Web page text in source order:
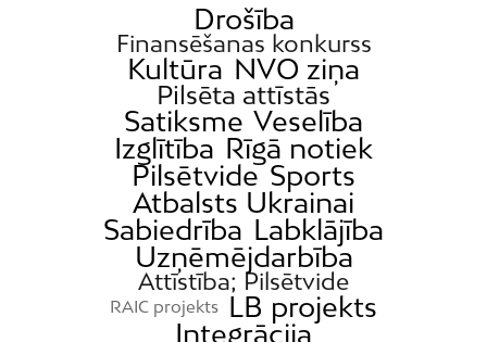
Drošība
Finansēšanas konkurss
Kultūra NVO ziņa
Pilsēta attīstās
Satiksme Veselība
Izglītība Rīgā notiek
Pilsētvide Sports
Atbalsts Ukrainai
Sabiedrība Labklājība
Uzņēmējdarbība
Attīstība; Pilsētvide
RAIC projekts
LB projekts
Integrācija